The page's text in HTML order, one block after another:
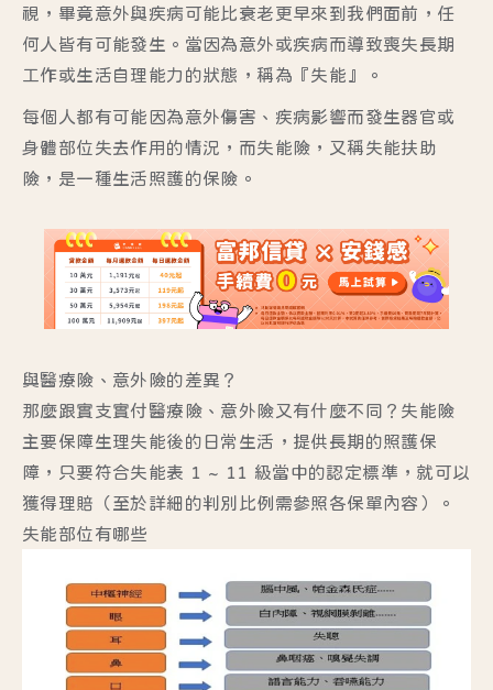
視，畢竟意外與疾病可能比衰老更早來到我們面前，任
何人皆有可能發生。當因為意外或疾病而導致喪失長期
工作或生活自理能力的狀態，稱為『失能』。
每個人都有可能因為意外傷害、疾病影響而發生器官或
身體部位失去作用的情況，而失能險，又稱失能扶助
險，是一種生活照護的保險。
與醫療險、意外險的差異？
那麼跟實支實付醫療險、意外險又有什麼不同？失能險
主要保障生理失能後的日常生活，提供長期的照護保
障，只要符合失能表 1 ~ 11 級當中的認定標準，就可以
獲得理賠（至於詳細的判別比例需參照各保單內容）。
失能部位有哪些